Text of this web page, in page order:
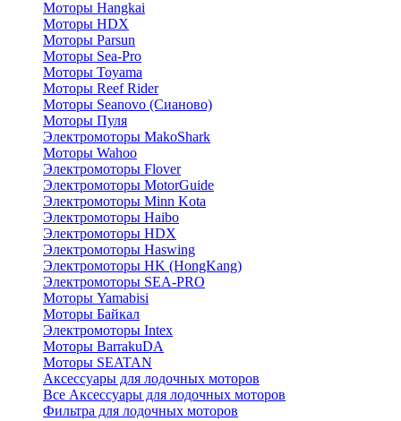
Моторы Hangkai
Моторы HDX
Моторы Parsun
Моторы Sea-Pro
Моторы Toyama
Моторы Reef Rider
Моторы Seanovo (Сианово)
Моторы Пуля
Электромоторы MakoShark
Моторы Wahoo
Электромоторы Flover
Электромоторы MotorGuide
Электромоторы Minn Kota
Электромоторы Haibo
Электромоторы HDX
Электромоторы Haswing
Электромоторы HK (HongKang)
Электромоторы SEA-PRO
Моторы Yamabisi
Моторы Байкал
Электромоторы Intex
Моторы BarrakuDA
Моторы SEATAN
Аксессуары для лодочных моторов
Все Аксессуары для лодочных моторов
Фильтра для лодочных моторов